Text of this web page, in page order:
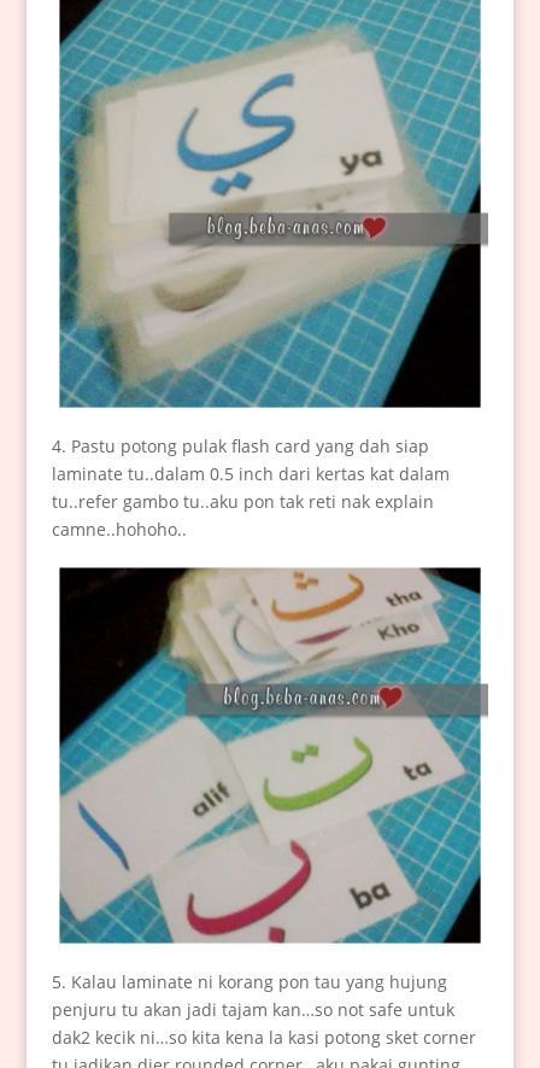
4. Pastu potong pulak flash card yang dah siap
laminate tu..dalam 0.5 inch dari kertas kat dalam
tu..refer gambo tu..aku pon tak reti nak explain
camne..hohoho..
5. Kalau laminate ni korang pon tau yang hujung
penjuru tu akan jadi tajam kan…so not safe untuk
dak2 kecik ni…so kita kena la kasi potong sket corner